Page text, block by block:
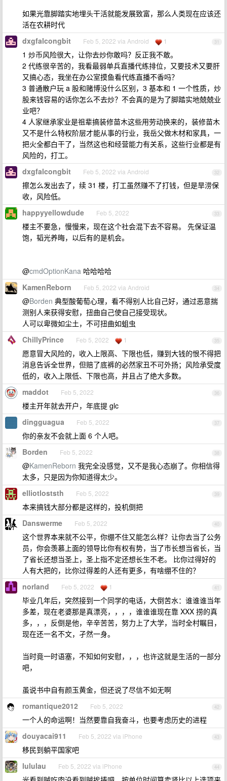
如果光靠脚踏实地埋头干活就能发展致富，那么人类现在应该还
活在农耕时代
31
dxgfalcongbit Feb 5, 2022 via Android 1
1 炒币风险很大，让你去炒你敢吗？反正我不敢。
2 代练很辛苦的，我看最弱单兵直播代练排位，又要技术又要肝
又搞心态，我坐在办公室摸鱼看代练直播不香吗？
3 普通散户玩 a 股和赌博没什么区别，3 基本和 1 一个性质，炒
股来钱容易的话你怎么不去炒？不会真的是为了脚踏实地兢兢业
业吧？
4 人家继承家业是祖辈搞装修苗木这些用劳动换来的，装修苗木
又不是什么特权阶层才能从事的行业，我岳父做木材和家具，一
把火全都白干了，当然这也和经营能力有关系，这些行业都是有
风险的，打工。
32
dxgfalcongbit Feb 5, 2022 via Android
擦怎么发出去了，续 31 楼，打工虽然赚不了打钱，但是旱涝保
收，风险低。
33
happyyellowdude Feb 5, 2022
楼主不要急，慢慢来，现在这个社会混下去不容易。 先保证温
饱，韬光养晦，以后有的是机会。
@cmdOptionKana 哈哈哈哈
34
KamenReborn Feb 5, 2022 via Android
@Borden 典型酸葡萄心理，看不得别人比自己好，通过恶意揣
测别人来获得安慰，扭曲自己使自己接受现状。
人可以卑微如尘土，不可扭曲如蛆虫
35
ChillyPrince Feb 5, 2022 1
愿意冒大风险的，收入上限高、下限也低，赚到大钱的恨不得把
消息告诉全世界，但赔了底裤的必然家丑不可外扬；风险承受度
低的，收入上限低、下限也高，并且占了绝大多数。
36
maddot Feb 5, 2022
楼主开年就去开户，年底提 glc
37
dingguagua Feb 5, 2022
你的亲友不会就上面 6 个人吧。
38
Borden Feb 5, 2022
@KamenReborn 我完全没感觉，又不是我心态崩了。你相信得
太多，只是因为你知道得太少。
39
elliotloststh Feb 5, 2022
本来搞钱大部分都是这样的，投机倒把
40
Danswerme Feb 5, 2022
这个世界本来就不公平，你绷不住又能怎么样？让你去当了公务
员，你会羡慕上面的领导比你有权有势，当了市长想当省长，当
了省长还想当圣上，圣上指不定还想长生不老。 比你过得好的
人有大把的，比你过得差的人还有更多，有啥绷不住的？
41
norland Feb 5, 2022 1
毕业几年后，突然接到一个同学的电话，大倒苦水：谁谁谁当年
多差，现在老婆那是真漂亮，，，，谁谁谁现在靠 XXX 捞的真
多，，，反倒是他，辛辛苦苦，努力上了大学，当时全村瞩目，
现在还一名不文，孑然一身。
当时竟一时语塞，不知如何安慰，，，也许这就是生活的一部分
吧，
虽说书中自有颜玉黄金，但还说了尽信不如无啊
42
romantique2012 Feb 5, 2022
一个人的命运啊！当然要靠自我奋斗，也要考虑历史的进程
43
douyacai911 Feb 5, 2022 via iPhone
移民到躺平国家吧
44
lululau Feb 5, 2022 via iPhone